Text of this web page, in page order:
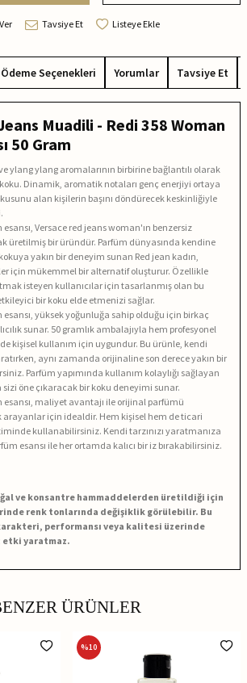
Tavsiye Et Listeye Ekle
Ödeme Seçenekleri Yorumlar Tavsiye Et
Muadili - Redi 358 Woman
50 Gram
ylang ylang aromalarının birbirine bağlantılı olarak
Dinamik, aromatik notaları genç enerjiyi ortaya
alan kişilerin başını döndürecek keskinliğiyle
esansı, Versace red jeans woman'ın benzersiz
üretilmiş bir üründür. Parfüm dünyasında kendine
yakın bir deneyim sunan Red jean kadın,
için mükemmel bir alternatif oluşturur. Özellikle
isteyen kullanıcılar için tasarlanmış olan bu
bir koku elde etmenizi sağlar.
esansı, yüksek yoğunluğa sahip olduğu için birkaç
sunar. 50 gramlık ambalajıyla hem profesyonel
kişisel kullanım için uygundur. Bu ürünle, kendi
aynı zamanda orijinaline son derece yakın bir
Parfüm yapımında kullanım kolaylığı sağlayan
sizi öne çıkaracak bir koku deneyimi sunar.
esansı, maliyet avantajı ile orijinal parfümü
için idealdir. Hem kişisel hem de ticari
kullanabilirsiniz. Kendi tarzınızı yaratmanıza
esansı ile her ortamda kalıcı bir iz bırakabilirsiniz.
ve konsantre hammaddelerden üretildiği için
renk tonlarında değişiklik görülebilir. Bu
performansı veya kalitesi üzerinde
etki yaratmaz.
ÜRÜNLER
%10